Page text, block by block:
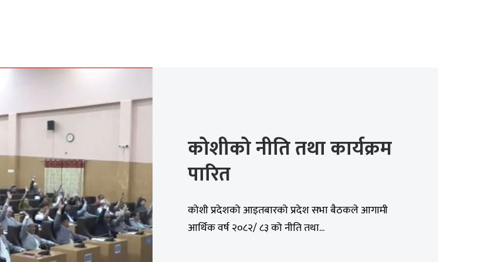
कोशीको नीति तथा कार्यक्रम
पारित
कोशी प्रदेशको आइतबारको प्रदेश सभा बैठकले आगामी
आर्थिक वर्ष २०८२/ ८३ को नीति तथा...